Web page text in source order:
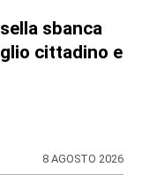
sbanca
cittadino e